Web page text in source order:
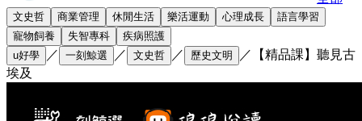
文史哲 商業管理 休閒生活 樂活運動 心理成長
語言學習
寵物飼養
失智專科
疾病照護
u好學
／ 一刻鯨選 ／ 文史哲 ／ 歷史文明 ／
【精品課】聽見古
埃及